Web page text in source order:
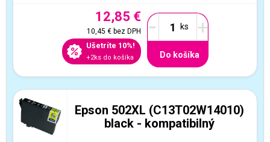
12,85 €
10,45 €bez DPH
Ušetríte 10%!
+2ks do košíka
- +
Do košíka
Epson 502XL (C13T02W14010)
black - kompatibilný